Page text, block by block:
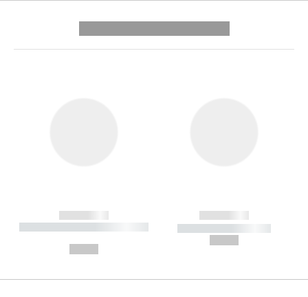
------------
----------- ----------- --------
------------
----------- -----------